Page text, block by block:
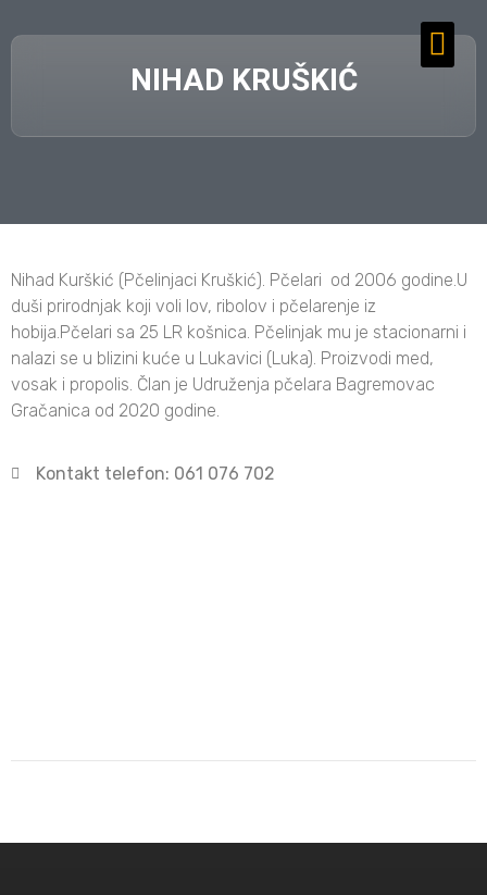
NIHAD KRUŠKIĆ
Nihad Kurškić (Pčelinjaci Kruškić). Pčelari od 2006 godine.U
duši prirodnjak koji voli lov, ribolov i pčelarenje iz
hobija.Pčelari sa 25 LR košnica. Pčelinjak mu je stacionarni i
nalazi se u blizini kuće u Lukavici (Luka). Proizvodi med,
vosak i propolis. Član je Udruženja pčelara Bagremovac
Gračanica od 2020 godine.
Kontakt telefon: 061 076 702